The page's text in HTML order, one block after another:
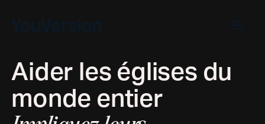
Aider les églises du
monde entier